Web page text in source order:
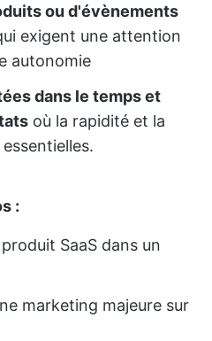
ou d'évènements
exigent une attention
autonomie
dans le temps et
où la rapidité et la
:
SaaS dans un
marketing majeure sur